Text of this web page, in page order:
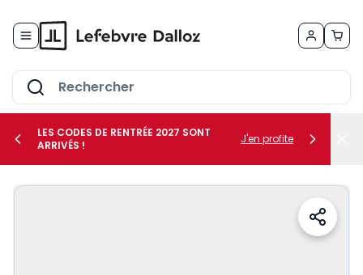
le sous-menu Vos métiers
LES CODES DE RENTRÉE 2027 SONT
ARRIVÉS !
J'en profite